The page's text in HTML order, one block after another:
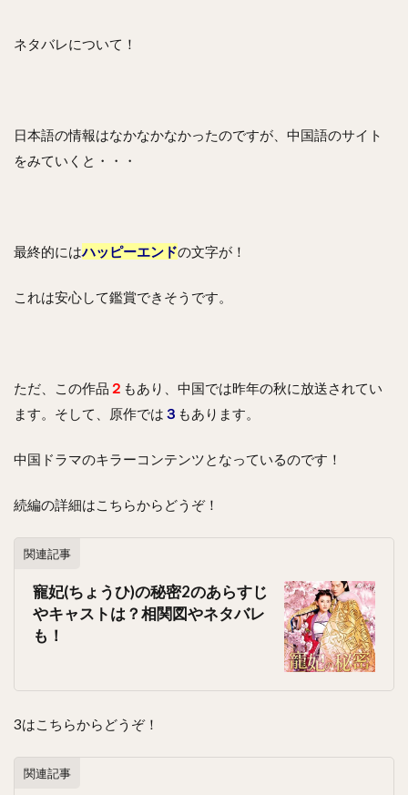
ネタバレについて！
日本語の情報はなかなかなかったのですが、中国語のサイト
をみていくと・・・
最終的にはハッピーエンドの文字が！
これは安心して鑑賞できそうです。
ただ、この作品 ２ もあり、中国では昨年の秋に放送されてい
ます。そして、原作では ３ もあります。
中国ドラマのキラーコンテンツとなっているのです！
続編の詳細はこちらからどうぞ！
関連記事
寵妃(ちょうひ)の秘密2のあらすじ
やキャストは？相関図やネタバレ
も！
3はこちらからどうぞ！
関連記事